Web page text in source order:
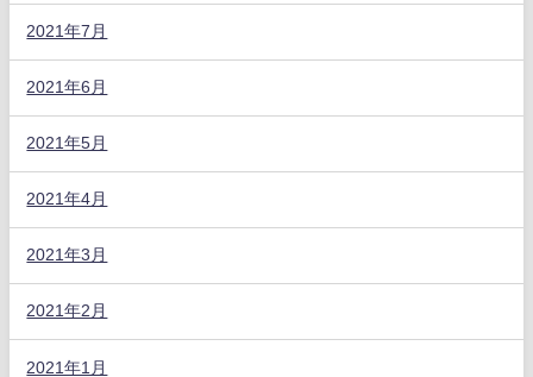
2021年7月
2021年6月
2021年5月
2021年4月
2021年3月
2021年2月
2021年1月